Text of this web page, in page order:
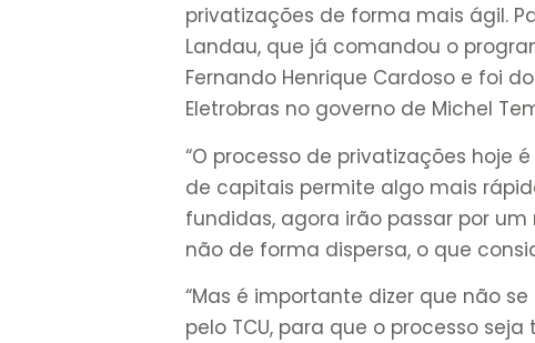
privatizações de forma mais ágil.
Landau, que já comandou o
Fernando Henrique Cardoso e foi
Eletrobras no governo de Michel
“O processo de privatizações hoje
de capitais permite algo mais
fundidas, agora irão passar por
não de forma dispersa, o que
“Mas é importante dizer que não
pelo TCU, para que o processo